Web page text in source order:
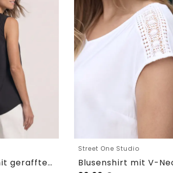
Blusentop mit gerafftem Rundhals
Street One Studio